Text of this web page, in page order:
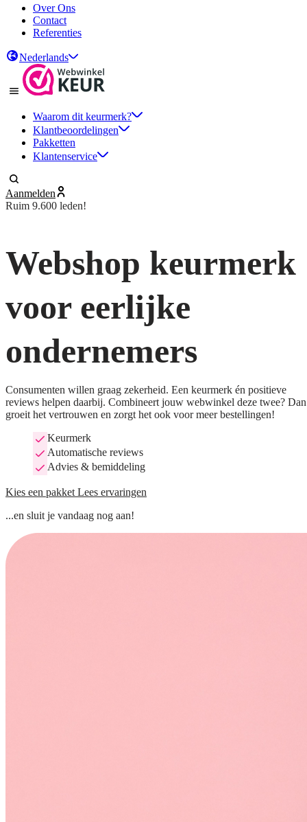
Over Ons
Contact
Referenties
Nederlands
Waarom dit keurmerk?
Klantbeoordelingen
Pakketten
Klantenservice
Aanmelden
Ruim 9.600 leden!
Webshop keurmerk
voor eerlijke
ondernemers
Consumenten willen graag zekerheid. Een keurmerk én positieve
reviews helpen daarbij. Combineert jouw webwinkel deze twee? Dan
groeit het vertrouwen en zorgt het ook voor meer bestellingen!
Keurmerk
Automatische reviews
Advies & bemiddeling
Kies een pakket Lees ervaringen
...en sluit je vandaag nog aan!